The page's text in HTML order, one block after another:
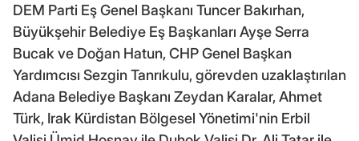
DEM Parti Eş Genel Başkanı Tuncer Bakırhan,
Büyükşehir Belediye Eş Başkanları Ayşe Serra
Bucak ve Doğan Hatun, CHP Genel Başkan
Yardımcısı Sezgin Tanrıkulu, görevden uzaklaştırılan
Adana Belediye Başkanı Zeydan Karalar, Ahmet
Türk, Irak Kürdistan Bölgesel Yönetimi'nin Erbil